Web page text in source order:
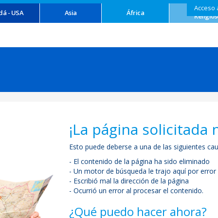
Acceso
- USA Asia África
¡La página solicitada
Esto puede deberse a una de las siguientes
- El contenido de la página ha sido eliminado
- Un motor de búsqueda le trajo aquí por error
- Escribió mal la dirección de la página
- Ocurrió un error al procesar el contenido.
¿Qué puedo hacer ahora?